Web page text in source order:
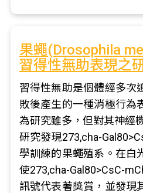
果蠅(Drosophila
習得性無助表現之
習得性無助是個體經多次
敗後產生的一種消極行為
為研究雖多，但對其神經
研究發現273,cha-
學訓練的果蠅殖系。在白
使273,cha-Gal80>CsC-
訊號代表著獎賞，並發現